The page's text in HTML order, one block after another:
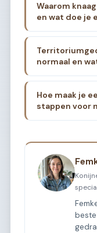
Waarom
en wat doe je
normaal en
Hoe maak je
stappen voor